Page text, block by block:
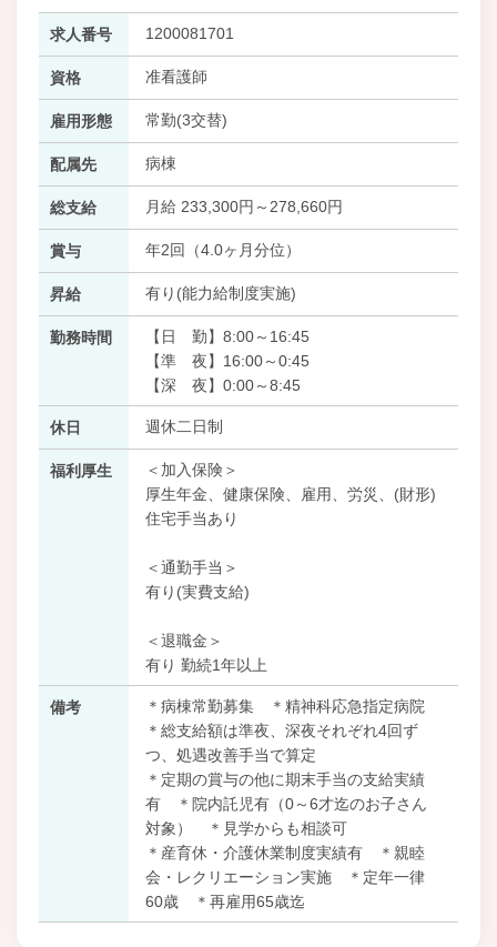
求人番号 1200081701
資格 准看護師
雇用形態 常勤(3交替)
配属先 病棟
総支給 月給 233,300円～278,660円
賞与 年2回（4.0ヶ月分位）
昇給 有り(能力給制度実施)
勤務時間
【日 勤】8:00～16:45
【準 夜】16:00～0:45
【深 夜】0:00～8:45
休日 週休二日制
福利厚生
＜加入保険＞
厚生年金、健康保険、雇用、労災、(財形)
住宅手当あり
＜通勤手当＞
有り(実費支給)
＜退職金＞
有り 勤続1年以上
備考
＊病棟常勤募集 ＊精神科応急指定病院
＊総支給額は準夜、深夜それぞれ4回ず
つ、処遇改善手当で算定
＊定期の賞与の他に期末手当の支給実績
有 ＊院内託児有（0～6才迄のお子さん
対象） ＊見学からも相談可
＊産育休・介護休業制度実績有 ＊親睦
会・レクリエーション実施 ＊定年一律
60歳 ＊再雇用65歳迄